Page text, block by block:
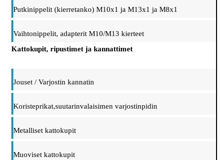
Putkinippelit (kierretanko) M10x1 ja M13x1 ja M8x1
Vaihtonippelit, adapterit M10/M13 kierteet
Kattokupit, ripustimet ja kannattimet
Jouset / Varjostin kannatin
Koristeprikat,suutarinvalaisimen varjostinpidin
Metalliset kattokupit
Muoviset kattokupit